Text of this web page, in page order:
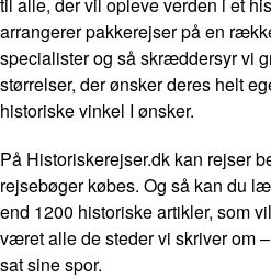
arrangerer pakkerejser på en
specialister og så skræddersyr vi
størrelser, der ønsker deres helt
historiske vinkel I ønsker.
På Historiskerejser.dk kan rejser
rejsebøger købes. Og så kan du
end 1200 historiske artikler, som
været alle de steder vi skriver om
sat sine spor.